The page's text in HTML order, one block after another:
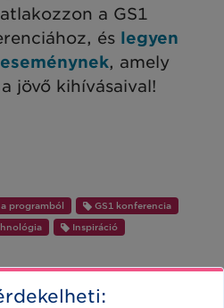
a GS1
és legyen
, amely
jövő kihívásaival!
programból
GS1 konferencia
Inspiráció